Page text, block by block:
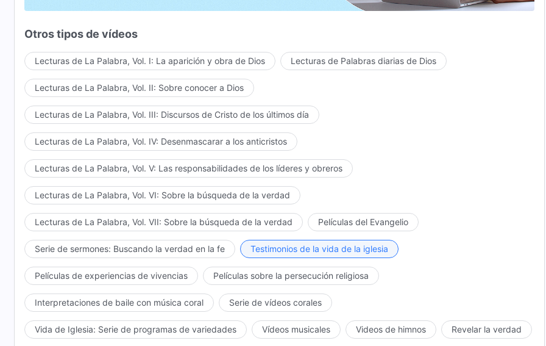
Otros tipos de vídeos
Lecturas de La Palabra, Vol. I: La aparición y obra de Dios Lecturas de Palabras diarias de Dios
Lecturas de La Palabra, Vol. II: Sobre conocer a Dios
Lecturas de La Palabra, Vol. III: Discursos de Cristo de los últimos día
Lecturas de La Palabra, Vol. IV: Desenmascarar a los anticristos
Lecturas de La Palabra, Vol. V: Las responsabilidades de los líderes y obreros
Lecturas de La Palabra, Vol. VI: Sobre la búsqueda de la verdad
Lecturas de La Palabra, Vol. VII: Sobre la búsqueda de la verdad Películas del Evangelio
Serie de sermones: Buscando la verdad en la fe Testimonios de la vida de la iglesia
Películas de experiencias de vivencias Películas sobre la persecución religiosa
Interpretaciones de baile con música coral Serie de vídeos corales
Vida de Iglesia: Serie de programas de variedades Vídeos musicales Videos de himnos Revelar la verdad